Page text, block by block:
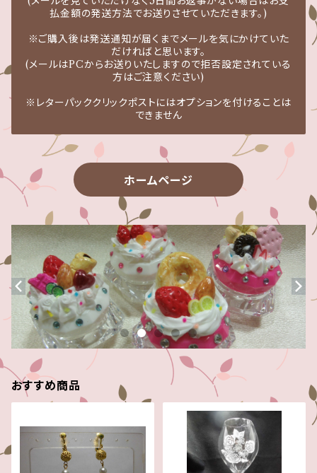
払金額の発送方法でお送りさせていただきます。)
※ご購入後は発送通知が届くまでメールを気にかけていた
だければと思います。
(メールはPCからお送りいたしますので拒否設定されている
方はご注意ください)
※レターパッククリックポストにはオプションを付けることは
できません
ホームページ
おすすめ商品